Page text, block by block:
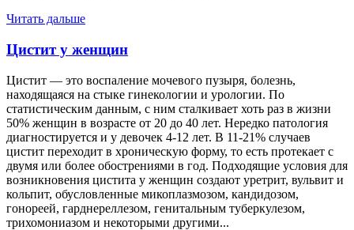
Читать дальше
Цистит у женщин
Цистит — это воспаление мочевого пузыря, болезнь,
находящаяся на стыке гинекологии и урологии. По
статистическим данным, с ним сталкивает хоть раз в жизни
50% женщин в возрасте от 20 до 40 лет. Нередко патология
диагностируется и у девочек 4-12 лет. В 11-21% случаев
цистит переходит в хроническую форму, то есть протекает с
двумя или более обострениями в год. Подходящие условия для
возникновения цистита у женщин создают уретрит, вульвит и
кольпит, обусловленные микоплазмозом, кандидозом,
гонореей, гарднереллезом, генитальным туберкулезом,
трихомониазом и некоторыми другими...